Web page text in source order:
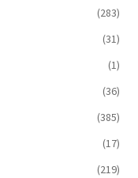
(283)
(31)
(1)
(36)
(385)
(17)
(219)